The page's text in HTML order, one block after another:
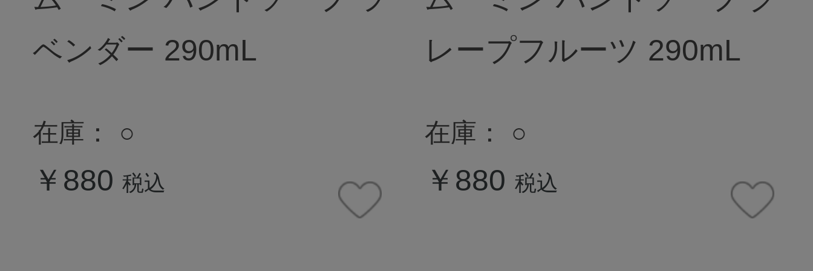
ベンダー 290mL
在庫： ○
￥880 税込
レープフルーツ 290mL
在庫： ○
￥880 税込